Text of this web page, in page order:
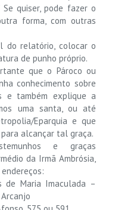
Se quiser, pode fazer o
forma, com outras
do relatório, colocar o
de punho próprio.
que o Pároco ou
conhecimento sobre
e também explique a
uma santa, ou até
Eparquia e que
alcançar tal graça.
e graças
da Irmã Ambrósia,
de Maria Imaculada –